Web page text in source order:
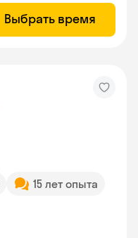
Выбрать время
15 лет опыта